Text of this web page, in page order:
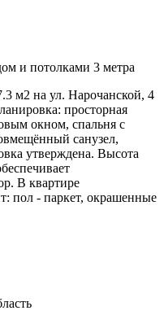
и потолками 3 метра
м2 на ул. Нарочанской, 4
просторная
окном, спальня с
санузел,
утверждена. Высота
В квартире
пол - паркет, окрашенные